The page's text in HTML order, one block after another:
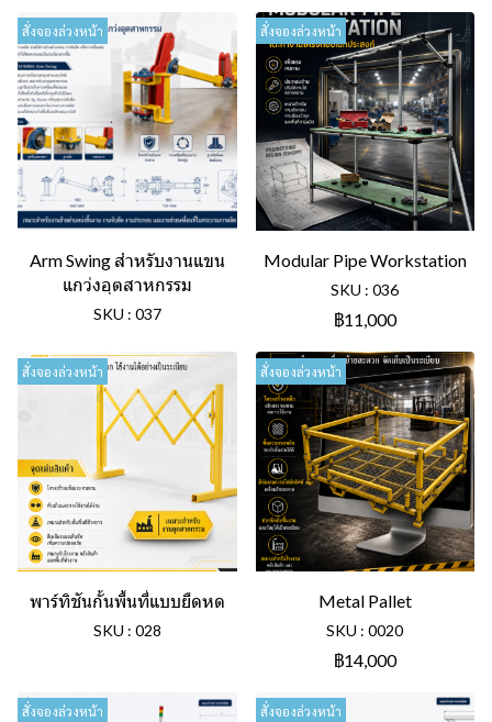
สั่งจองล่วงหน้า
Arm Swing สำหรับงานแขน
แกว่งอุตสาหกรรม
SKU : 037
สั่งจองล่วงหน้า
Modular Pipe Workstation
SKU : 036
฿11,000
สั่งจองล่วงหน้า
พาร์ทิชันกั้นพื้นที่แบบยืดหด
SKU : 028
สั่งจองล่วงหน้า
Metal Pallet
SKU : 0020
฿14,000
สั่งจองล่วงหน้า สั่งจองล่วงหน้า